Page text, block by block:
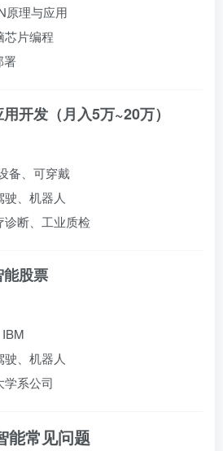
原理与应用
芯片编程
署
开发（月入5万~20万）
备、可穿戴
驶、机器人
诊断、工业质检
股票
IBM
驶、机器人
学系公司
能常见问题